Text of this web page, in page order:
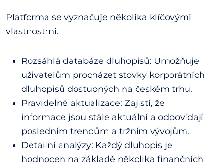
Platforma se vyznačuje několika klíčovými
vlastnostmi.
Rozsáhlá databáze dluhopisů: Umožňuje
uživatelům procházet stovky korporátních
dluhopisů dostupných na českém trhu.
Pravidelné aktualizace: Zajistí, že
informace jsou stále aktuální a odpovídají
posledním trendům a tržním vývojům.
Detailní analýzy: Každý dluhopis je
hodnocen na základě několika finančních